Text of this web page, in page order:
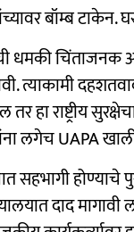
बॉम्ब टाकेन.
धमकी
त्याकामी
राष्ट्रीय
त्यांना लगेच
सहभागी होण्याचे
दाद